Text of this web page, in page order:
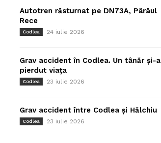
Autotren răsturnat pe DN73A, Pârâul
Rece
Codlea 24 iulie 2026
Grav accident în Codlea. Un tânăr și-a
pierdut viața
Codlea 23 iulie 2026
Grav accident între Codlea și Hălchiu
Codlea 23 iulie 2026